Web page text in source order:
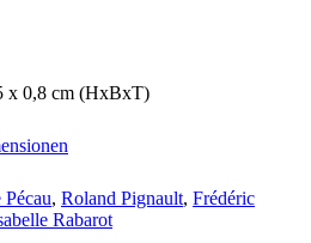
x 0,8 cm (HxBxT)
Pécau, Roland Pignault, Frédéric
Rabarot